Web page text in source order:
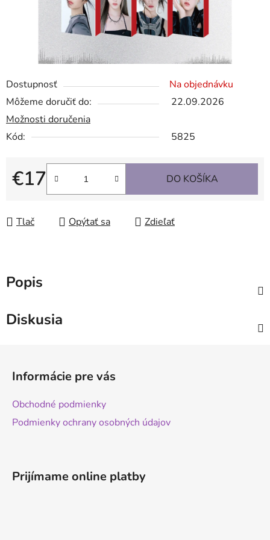
Dostupnosť
Na objednávku
Môžeme doručiť do:
22.09.2026
Možnosti doručenia
Kód:
5825
€17
Jednotková cena:
DO KOŠÍKA
Tlač Opýtať sa Zdieľať
Popis
Diskusia
Informácie pre vás
Obchodné podmienky
Podmienky ochrany osobných údajov
Prijímame online platby